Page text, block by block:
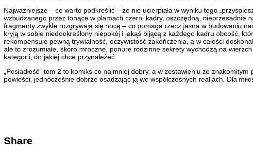
Najważniejsze – co warto podkreślić – że nie ucierpiała w wyniku tego
wzbudzanego przez tonące w plamach czerni kadry, oszczędną, nieprzesadnie
fragmenty zwykle rozgrywają się nocą – co pomaga rzecz jasna w budowaniu
kryją w sobie niedookreślony niepokój i jakąś bijącą z każdego kadru obcość,
rekompensuje pewną trywialność, oczywistość zakończenia, a w całości
ale to zrozumiałe, skoro mroczne, ponure rodzinne sekrety wychodzą na
kategorii, do jakiej chce przynależeć.
„Posiadłość” tom 2 to komiks co najmniej dobry, a w zestawieniu ze
powieści, jednocześnie dobrze osadzając ją we współczesnych realiach. Dla
Share